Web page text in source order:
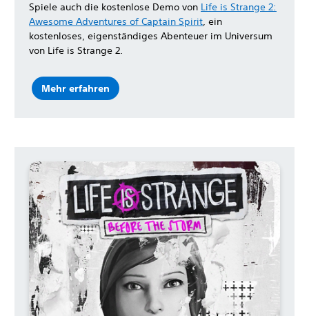
Spiele auch die kostenlose Demo von Life is Strange 2:
Awesome Adventures of Captain Spirit, ein
kostenloses, eigenständiges Abenteuer im Universum
von Life is Strange 2.
Mehr erfahren